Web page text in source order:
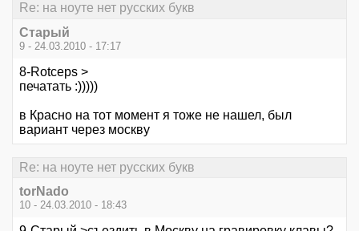
Re: на ноуте нет русских букв
Старый
9 - 24.03.2010 - 17:17
8-Rotceps >
печатать :)))))
в Красно на тот момент я тоже не нашел, был
вариант через москву
Re: на ноуте нет русских букв
torNado
10 - 24.03.2010 - 18:43